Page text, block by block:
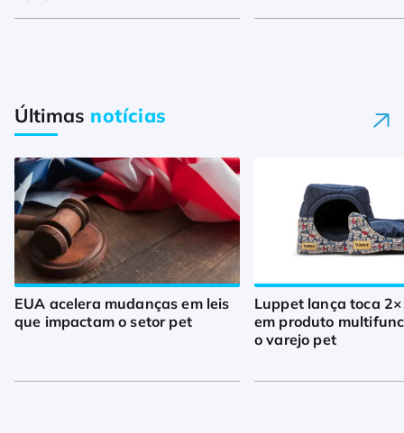
Últimas notícias
EUA acelera mudanças em leis
que impactam o setor pet
Luppet lança toca
em produto
o varejo pet